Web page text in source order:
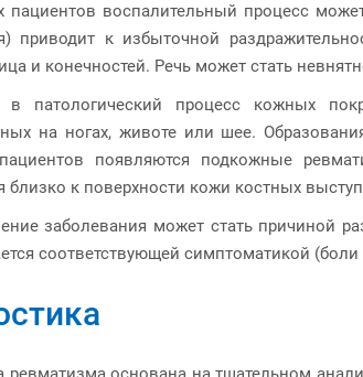
пациентов воспалительный процесс
приводит к избыточной
и конечностей. Речь может стать
в патологический процесс кожных
на ногах, животе или шее.
появляются подкожные
близко к поверхности кожи костных
заболевания может стать причиной
соответствующей симптоматикой